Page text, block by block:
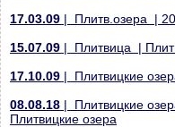
17.03.09 | Плитв.озера |
15.07.09 | Плитвица |
17.10.09 | Плитвицкие
08.08.18 | Плитвицкие
Плитвицкие озера